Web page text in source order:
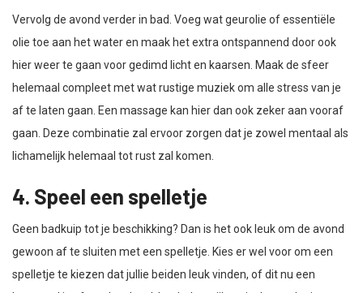
Vervolg de avond verder in bad. Voeg wat geurolie of essentiële
olie toe aan het water en maak het extra ontspannend door ook
hier weer te gaan voor gedimd licht en kaarsen. Maak de sfeer
helemaal compleet met wat rustige muziek om alle stress van je
af te laten gaan. Een massage kan hier dan ook zeker aan vooraf
gaan. Deze combinatie zal ervoor zorgen dat je zowel mentaal als
lichamelijk helemaal tot rust zal komen.
4. Speel een spelletje
Geen badkuip tot je beschikking? Dan is het ook leuk om de avond
gewoon af te sluiten met een spelletje. Kies er wel voor om een
spelletje te kiezen dat jullie beiden leuk vinden, of dit nu een